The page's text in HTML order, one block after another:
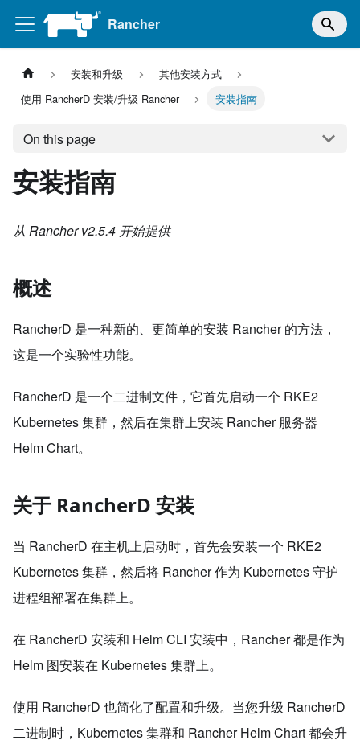
Rancher
安装和升级
其他安装方式
使用 RancherD 安装/升级 Rancher
安装指南
On this page
安装指南
从 Rancher v2.5.4 开始提供
概述
RancherD 是一种新的、更简单的安装 Rancher 的方法，
这是一个实验性功能。
RancherD 是一个二进制文件，它首先启动一个 RKE2
Kubernetes 集群，然后在集群上安装 Rancher 服务器
Helm Chart。
关于 RancherD 安装
当 RancherD 在主机上启动时，首先会安装一个 RKE2
Kubernetes 集群，然后将 Rancher 作为 Kubernetes 守护
进程组部署在集群上。
在 RancherD 安装和 Helm CLI 安装中，Rancher 都是作为
Helm 图安装在 Kubernetes 集群上。
使用 RancherD 也简化了配置和升级。当您升级 RancherD
二进制时，Kubernetes 集群和 Rancher Helm Chart 都会升